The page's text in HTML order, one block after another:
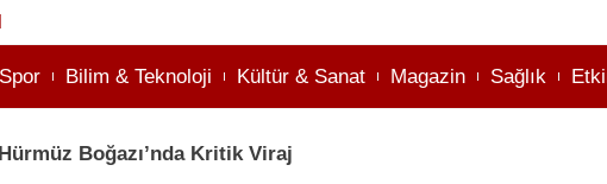
Spor Bilim & Teknoloji Kültür & Sanat Magazin Sağlık
Boğazı’nda Kritik Viraj